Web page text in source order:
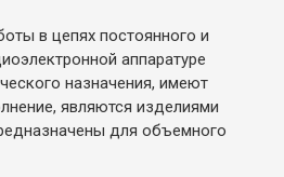
в цепях постоянного и
аппаратуре
назначения, имеют
являются изделиями
для объемного